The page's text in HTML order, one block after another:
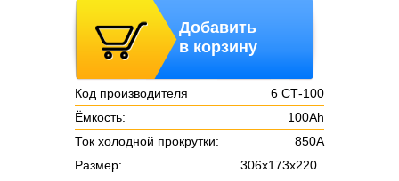
Добавить
в корзину
Код производителя
6 СТ-100
Ёмкость:
100Ah
Ток холодной прокрутки:
850А
Размер:
306х173х220